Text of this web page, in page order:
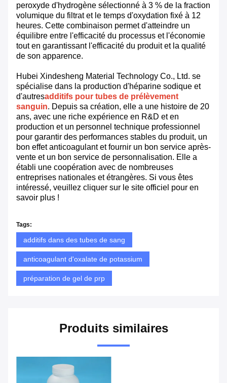
peroxyde d'hydrogène sélectionné à 3 % de la fraction
volumique du filtrat et le temps d'oxydation fixé à 12
heures. Cette combinaison permet d'atteindre un
équilibre entre l'efficacité du processus et l'économie
tout en garantissant l'efficacité du produit et la qualité
de son apparence.
Hubei Xindesheng Material Technology Co., Ltd. se
spécialise dans la production d'héparine sodique et
d'autresadditifs pour tubes de prélèvement
sanguin. Depuis sa création, elle a une histoire de 20
ans, avec une riche expérience en R&D et en
production et un personnel technique professionnel
pour garantir des performances stables du produit, un
bon effet anticoagulant et fournir un bon service après-
vente et un bon service de personnalisation. Elle a
établi une coopération avec de nombreuses
entreprises nationales et étrangères. Si vous êtes
intéressé, veuillez cliquer sur le site officiel pour en
savoir plus !
Tags:
additifs dans des tubes de sang
anticoagulant d'oxalate de potassium
préparation de gel de prp
Produits similaires